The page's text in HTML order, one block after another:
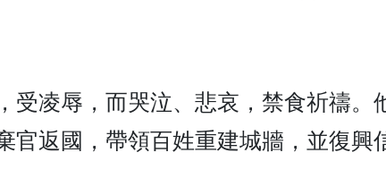
受凌辱，而哭泣、悲哀，禁食祈禱。
官返國，帶領百姓重建城牆，並復興